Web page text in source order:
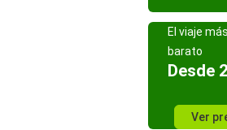
El viaje más
barato
Desde
Ver